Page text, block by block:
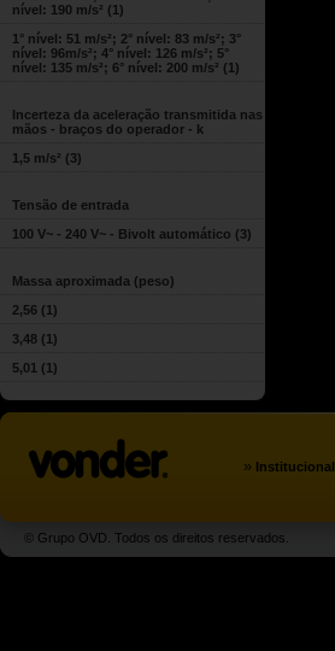
nível: 190 m/s² (1)
1° nível: 51 m/s²; 2° nível: 83 m/s²; 3°
nível: 96m/s²; 4° nível: 126 m/s²; 5°
nível: 135 m/s²; 6° nível: 200 m/s² (1)
Incerteza da aceleração transmitida nas
mãos - braços do operador - k
1,5 m/s² (3)
Tensão de entrada
100 V~ - 240 V~ - Bivolt automático (3)
Massa aproximada (peso)
2,56 (1)
3,48 (1)
5,01 (1)
» Institucional
© Grupo OVD. Todos os direitos reservados.